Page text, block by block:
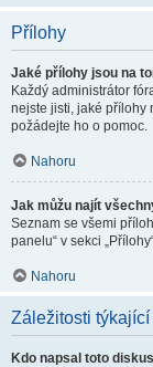
Přílohy
Jaké přílohy jsou na
Každý administrátor
nejste jisti, jaké přílohy
požádejte ho o pomoc.
Nahoru
Jak můžu najít
Seznam se všemi
panelu“ v sekci
Nahoru
Záležitosti
Kdo napsal toto